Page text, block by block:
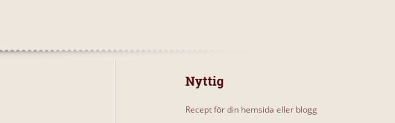
Nyttig
Recept för din hemsida eller blogg